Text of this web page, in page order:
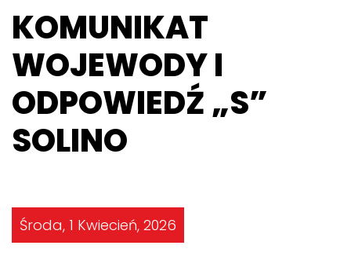
KOMUNIKAT
WOJEWODY I
ODPOWIEDŹ „S”
SOLINO
Środa, 1 Kwiecień, 2026